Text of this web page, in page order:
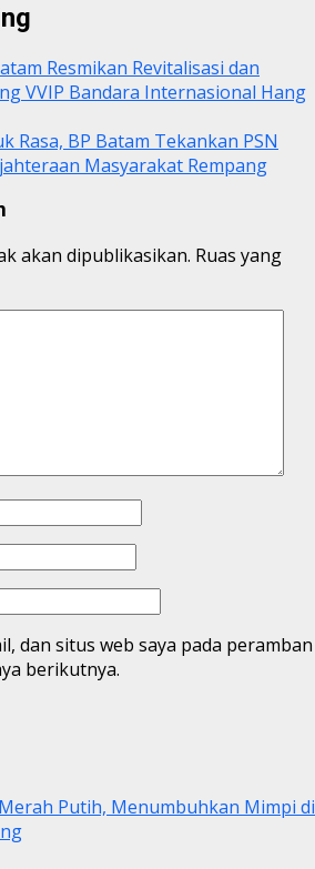
Resmikan Revitalisasi dan
VVIP Bandara Internasional Hang
Rasa, BP Batam Tekankan PSN
Masyarakat Rempang
akan dipublikasikan. Ruas yang
dan situs web saya pada peramban
berikutnya.
Putih, Menumbuhkan Mimpi di